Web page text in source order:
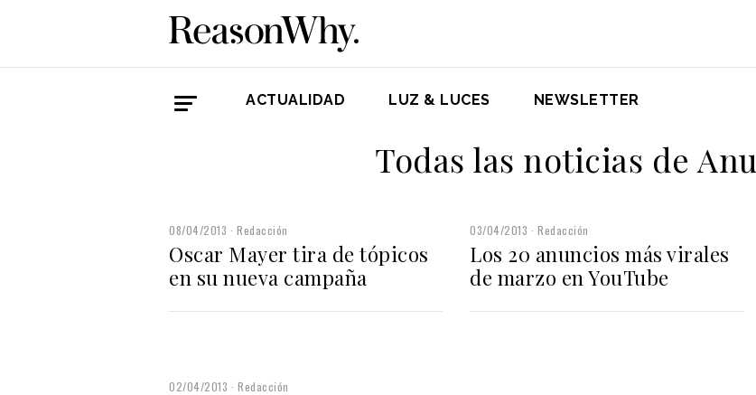
ACTUALIDAD LUZ & LUCES NEWSLETTER
Todas las noticias de
08/04/2013 Redacción
Oscar Mayer tira de tópicos
en su nueva campaña
03/04/2013 Redacción
Los 20 anuncios más virales
de marzo en YouTube
02/04/2013 Redacción